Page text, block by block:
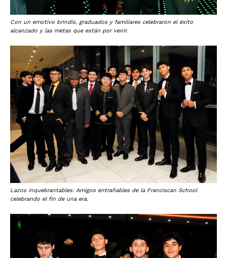
Con un emotivo brindis, graduados y familiares celebraron el éxito
alcanzado y las metas que están por venir.
Lazos inquebrantables: Amigos entrañables de la Franciscan School
celebrando el fin de una era.